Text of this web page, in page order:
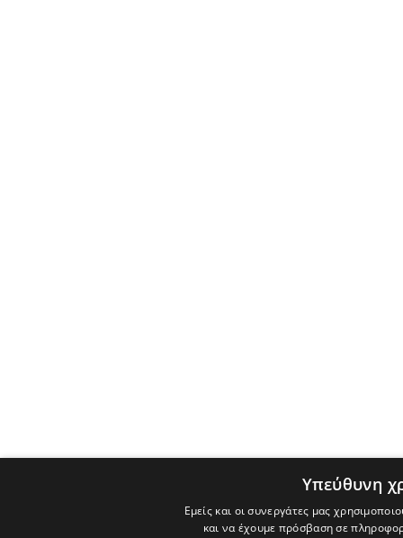
Υπεύθυνη
Εμείς και οι συνεργάτες μας
και να έχουμε πρόσβαση σε